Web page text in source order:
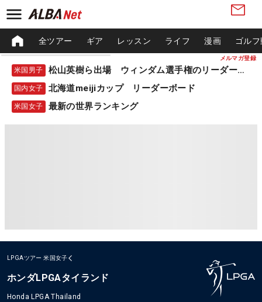
メルマガ登録
全ツアー ギア レッスン ライフ 漫画 ゴル
米国男子 松山英樹ら出場 ウィンダム選手権のリーダーボード
国内女子 北海道meijiカップ リーダーボード
米国女子 最新の世界ランキング
LPGAツアー 米国女子
ホンダLPGAタイランド
Honda LPGA Thailand